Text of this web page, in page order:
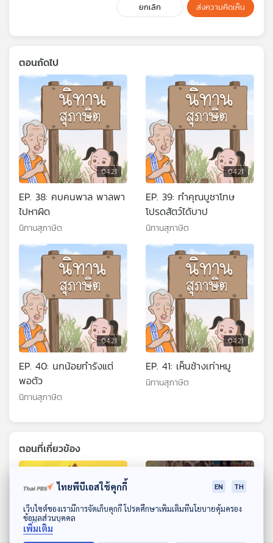
ดาวน์โหลด Thai PBS Podcast Application
ยกเลิก ส่งความคิดเห็น
ตอนถัดไป
04:21
EP. 38: คบคนพาล พาลพา
ไปหาผิด
นิทานสุภาษิต
04:21
EP. 39: ทำคุณบูชาโทษ
โปรดสัตว์ได้บาป
นิทานสุภาษิต
04:21
EP. 40: นกน้อยทำรังแต่
พอตัว
นิทานสุภาษิต
04:21
EP. 41: เห็นช้างเท่าหมู
นิทานสุภาษิต
ตอนที่เกี่ยวข้อง
ไทยพีบีเอสใช้คุกกี้ EN TH
เว็บไซต์ของเรามีการจัดเก็บคุกกี้ โปรดศึกษาเพิ่มเติมที่นโยบายคุ้มครอง
ข้อมูลส่วนบุคคล
เพิ่มเติม